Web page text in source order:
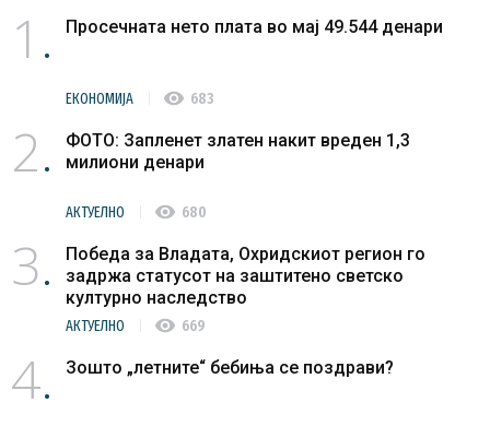
1 Просечната нето плата во мај 49.544 денари
ЕКОНОМИЈА visibility 683
2
ФОТО: Запленет златен накит вреден 1,3
милиони денари
АКТУЕЛНО visibility 680
3
Победа за Владата, Охридскиот регион го
задржа статусот на заштитено светско
културно наследство
АКТУЕЛНО visibility 669
4 Зошто „летните“ бебиња се поздрави?